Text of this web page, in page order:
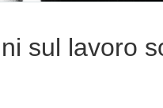
sul lavoro